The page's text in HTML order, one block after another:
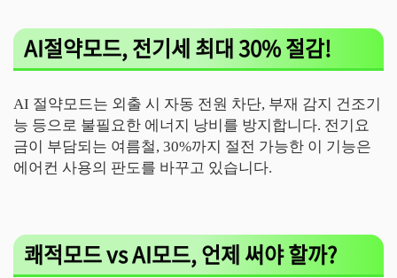
AI절약모드, 전기세 최대 30% 절감!
AI 절약모드는 외출 시 자동 전원 차단, 부재 감지 건조기
능 등으로 불필요한 에너지 낭비를 방지합니다. 전기요
금이 부담되는 여름철, 30%까지 절전 가능한 이 기능은
에어컨 사용의 판도를 바꾸고 있습니다.
쾌적모드 vs AI모드, 언제 써야 할까?